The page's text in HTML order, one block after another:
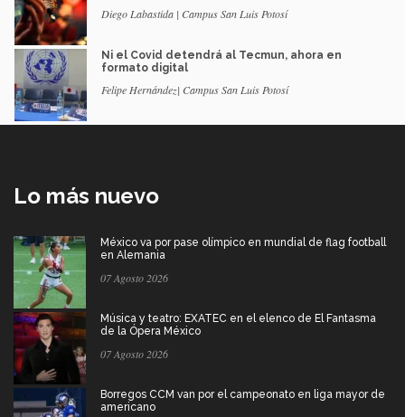
Diego Labastida | Campus San Luis Potosí
Ni el Covid detendrá al Tecmun, ahora en
formato digital
Felipe Hernández| Campus San Luis Potosí
Lo más nuevo
México va por pase olímpico en mundial de flag football
en Alemania
07 Agosto 2026
Música y teatro: EXATEC en el elenco de El Fantasma
de la Ópera México
07 Agosto 2026
Borregos CCM van por el campeonato en liga mayor de
americano